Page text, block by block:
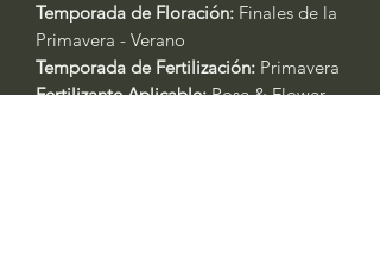
Temporada de Floración: Finales de la
Primavera - Verano
Temporada de Fertilización: Primavera
Fertilizante Aplicable: Rose & Flower